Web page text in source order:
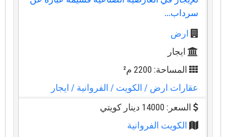
سرداب...
ارض
ايجار
المساحة: 2200 م²
عقارات ارض / الكويت/ الفروانية/ ايجار
السعر: 14000 دينار كويتي
الكويت الفروانية